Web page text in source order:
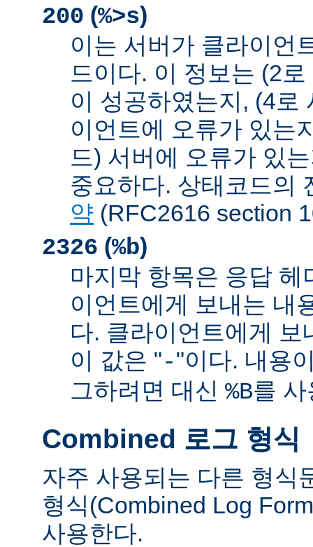
200 (%>s)
이는 서버가 클라이언
드이다. 이 정보는 (2
이 성공하였는지, (4로
이언트에 오류가 있는
드) 서버에 오류가 있
중요하다. 상태코드의
약 (RFC2616 section
2326 (%b)
마지막 항목은 응답
이언트에게 보내는 내
다. 클라이언트에게
이 값은 "-"이다. 내용
그하려면 대신 %B를
Combined 로그 형식
자주 사용되는 다른 형식
형식(Combined Log
사용한다.